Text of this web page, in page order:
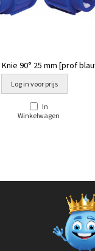
Knie 90° 25 mm [prof
Log in voor prijs
In
Winkelwagen